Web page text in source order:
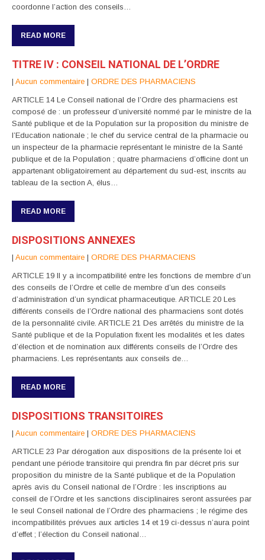
coordonne l’action des conseils…
READ MORE
TITRE IV : CONSEIL NATIONAL DE L’ORDRE
| Aucun commentaire | ORDRE DES PHARMACIENS
ARTICLE 14 Le Conseil national de l’Ordre des pharmaciens est
composé de : un professeur d’université nommé par le ministre de la
Santé publique et de la Population sur la proposition du ministre de
l’Education nationale ; le chef du service central de la pharmacie ou
un inspecteur de la pharmacie représentant le ministre de la Santé
publique et de la Population ; quatre pharmaciens d’officine dont un
appartenant obligatoirement au département du sud-est, inscrits au
tableau de la section A, élus…
READ MORE
DISPOSITIONS ANNEXES
| Aucun commentaire | ORDRE DES PHARMACIENS
ARTICLE 19 Il y a incompatibilité entre les fonctions de membre d’un
des conseils de l’Ordre et celle de membre d’un des conseils
d’administration d’un syndicat pharmaceutique. ARTICLE 20 Les
différents conseils de l’Ordre national des pharmaciens sont dotés
de la personnalité civile. ARTICLE 21 Des arrêtés du ministre de la
Santé publique et de la Population fixent les modalités et les dates
d’élection et de nomination aux différents conseils de l’Ordre des
pharmaciens. Les représentants aux conseils de…
READ MORE
DISPOSITIONS TRANSITOIRES
| Aucun commentaire | ORDRE DES PHARMACIENS
ARTICLE 23 Par dérogation aux dispositions de la présente loi et
pendant une période transitoire qui prendra fin par décret pris sur
proposition du ministre de la Santé publique et de la Population
après avis du Conseil national de l’Ordre : les inscriptions au
conseil de l’Ordre et les sanctions disciplinaires seront assurées par
le seul Conseil national de l’Ordre des pharmaciens ; le régime des
incompatibilités prévues aux articles 14 et 19 ci-dessus n’aura point
d’effet ; l’élection du Conseil national…